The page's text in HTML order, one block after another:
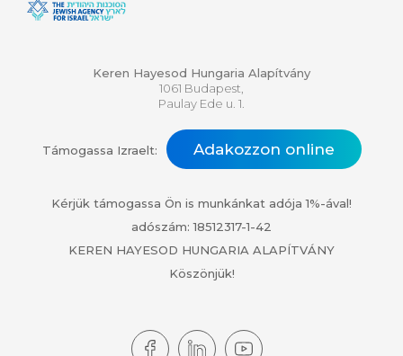
Keren Hayesod Hungaria Alapítvány
1061 Budapest,
Paulay Ede u. 1.
Támogassa Izraelt: Adakozzon online
Kérjük támogassa Ön is munkánkat adója 1%-ával!
adószám: 18512317-1-42
KEREN HAYESOD HUNGARIA ALAPÍTVÁNY
Köszönjük!